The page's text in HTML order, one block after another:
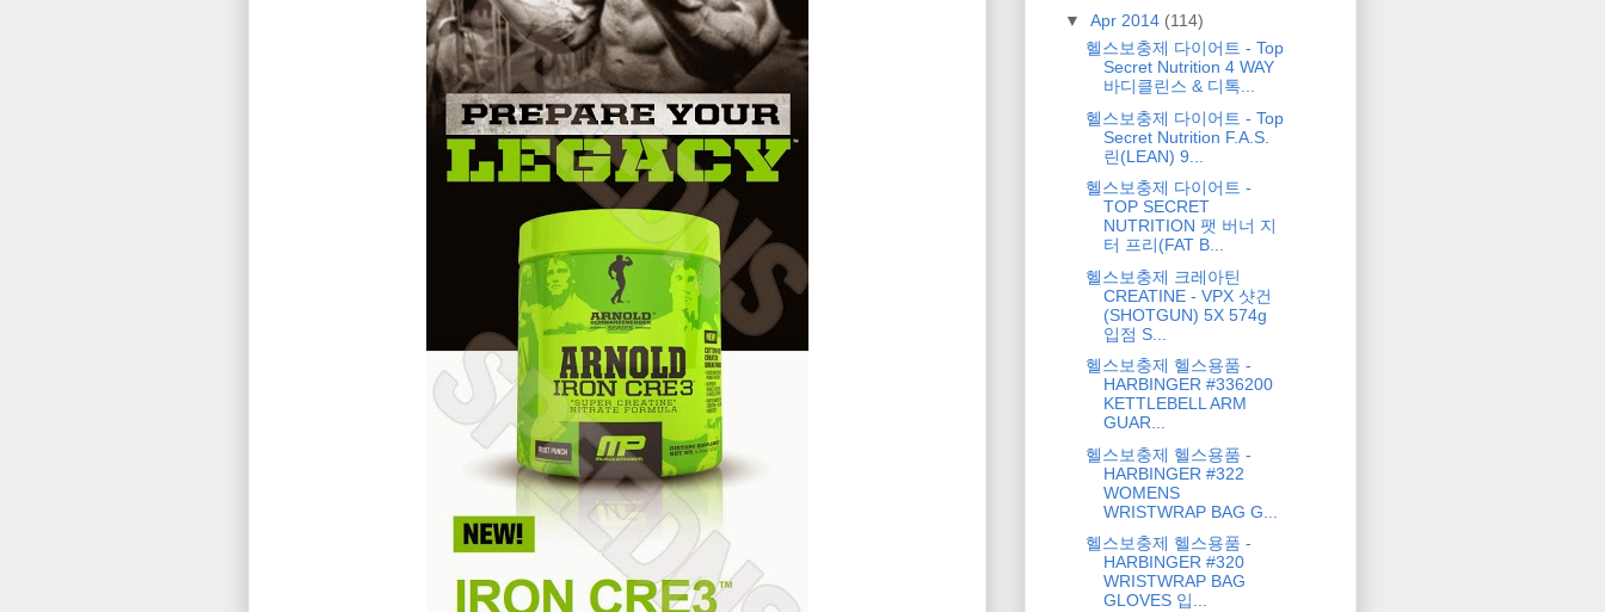
▼ Apr 2014 (114)
헬스보충제 다이어트 - Top
Secret Nutrition 4 WAY
바디클린스 & 디톡...
헬스보충제 다이어트 - Top
Secret Nutrition F.A.S.
린(LEAN) 9...
헬스보충제 다이어트 -
TOP SECRET
NUTRITION 팻 버너 지
터 프리(FAT B...
헬스보충제 크레아틴
CREATINE - VPX 샷건
(SHOTGUN) 5X 574g
입점 S...
헬스보충제 헬스용품 -
HARBINGER #336200
KETTLEBELL ARM
GUAR...
헬스보충제 헬스용품 -
HARBINGER #322
WOMENS
WRISTWRAP BAG G...
헬스보충제 헬스용품 -
HARBINGER #320
WRISTWRAP BAG
GLOVES 입...